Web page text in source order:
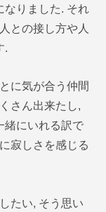
なりました. それ
との接し方や人
.
に気が合う仲間
さん出来たし,
緒にいれる訳で
寂しさを感じる
たい, そう思い